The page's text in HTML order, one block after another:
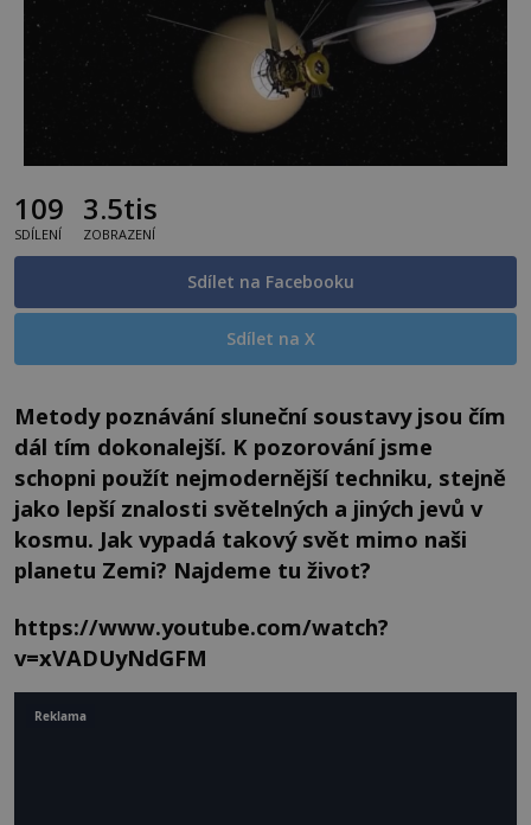
109
SDÍLENÍ
3.5tis
ZOBRAZENÍ
Sdílet na Facebooku
Sdílet na X
Metody poznávání sluneční soustavy jsou čím
dál tím dokonalejší. K pozorování jsme
schopni použít nejmodernější techniku, stejně
jako lepší znalosti světelných a jiných jevů v
kosmu. Jak vypadá takový svět mimo naši
planetu Zemi? Najdeme tu život?
https://www.youtube.com/watch?
v=xVADUyNdGFM
Reklama